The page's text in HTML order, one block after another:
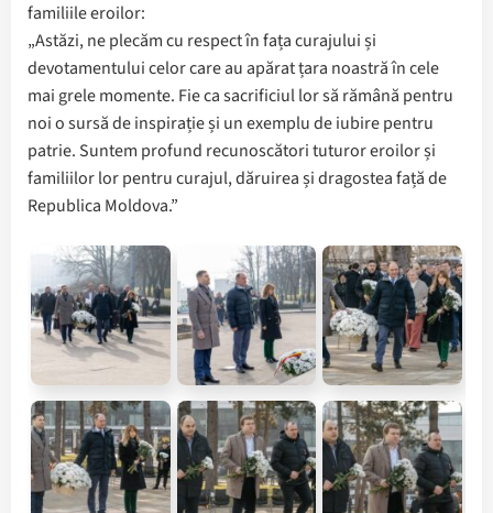
familiile eroilor:
„Astăzi, ne plecăm cu respect în fața curajului și
devotamentului celor care au apărat țara noastră în cele
mai grele momente. Fie ca sacrificiul lor să rămână pentru
noi o sursă de inspirație și un exemplu de iubire pentru
patrie. Suntem profund recunoscători tuturor eroilor și
familiilor lor pentru curajul, dăruirea și dragostea față de
Republica Moldova.”